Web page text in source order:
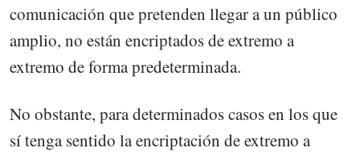
comunicación que pretenden llegar a un público
amplio, no están encriptados de extremo a
extremo de forma predeterminada.
No obstante, para determinados casos en los que
sí tenga sentido la encriptación de extremo a